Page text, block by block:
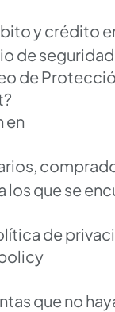
y crédito
de
de
en
los que se
de
que no